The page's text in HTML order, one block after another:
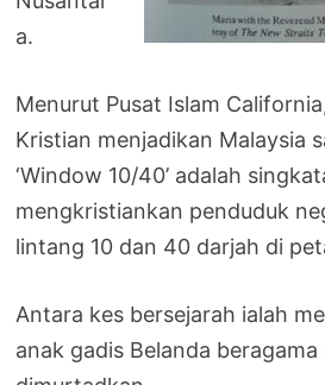
a.
Menurut Pusat Islam
Kristian menjadikan Malaysia
‘Window 10/40’ adalah
mengkristiankan penduduk
lintang 10 dan 40 darjah di
Antara kes bersejarah ialah
anak gadis Belanda beragama